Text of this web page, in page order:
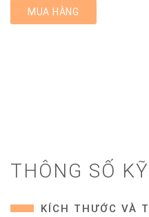
MUA HÀNG
THÔNG SỐ
KÍCH THƯỚC VÀ